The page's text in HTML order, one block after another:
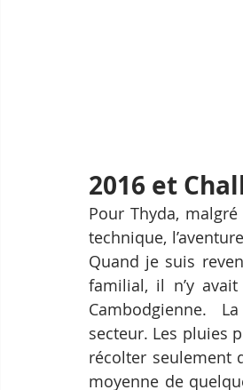
2016 et
Pour Thyda,
technique,
Quand je suis
familial, il n’y
Cambodgienne.
secteur. Les pluies
récolter seulement
moyenne de